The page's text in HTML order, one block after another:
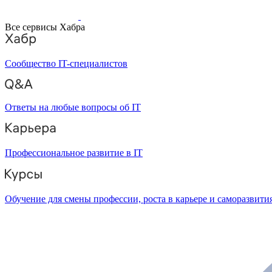
Все сервисы Хабра
Сообщество IT-специалистов
Ответы на любые вопросы об IT
Профессиональное развитие в IT
Обучение для смены профессии, роста в карьере и